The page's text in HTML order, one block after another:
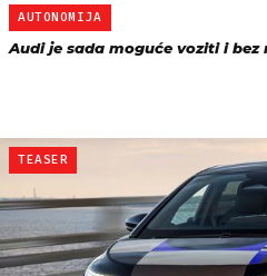
AUTONOMIJA
Audi je sada moguće voziti i bez
TEASER